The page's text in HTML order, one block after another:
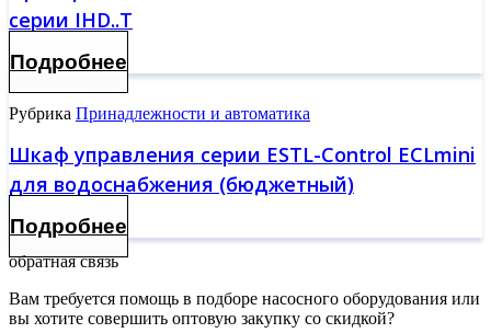
серии IHD..T
Подробнее
Рубрика Принадлежности и автоматика
Шкаф управления серии ESTL-Control ECLmini
для водоснабжения (бюджетный)
Подробнее
обратная связь
Вам требуется помощь в подборе насосного оборудования или
вы хотите совершить оптовую закупку со скидкой?